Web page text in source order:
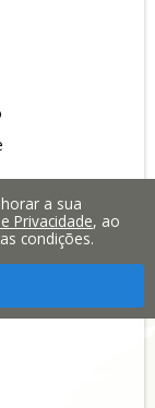
a sua
Privacidade, ao
condições.